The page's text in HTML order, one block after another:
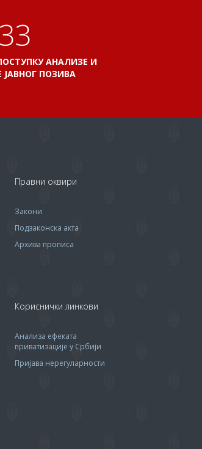
38
АНАЛИЗЕ И
ЈАВНОГ ПОЗИВА
Правни оквири
Закони
Подзаконска акта
Архива прописa
Кориснички линкови
Анализа ефеката
приватизације у Србији
Пријава нерегуларности